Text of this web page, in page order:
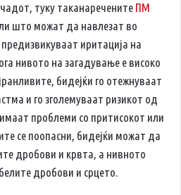
туку таканаречените ПМ
што можат да навлезат во
иритација на
нивото на загадување е високо
бидејќи го отежнуваат
и го зголемуваат ризикот од
проблеми со притисокот или
се поопасни, бидејќи можат да
дробови и крвта, а нивното
дробови и срцето.